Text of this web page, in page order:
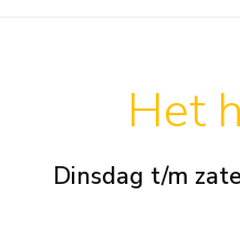
Het
Dinsdag t/m